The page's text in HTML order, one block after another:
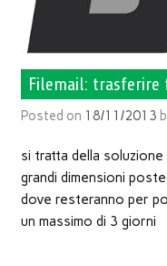
Filemail:
Posted on 18/11/2013
si tratta della
grandi dimensioni
dove resteranno per
un massimo di 3 giorni